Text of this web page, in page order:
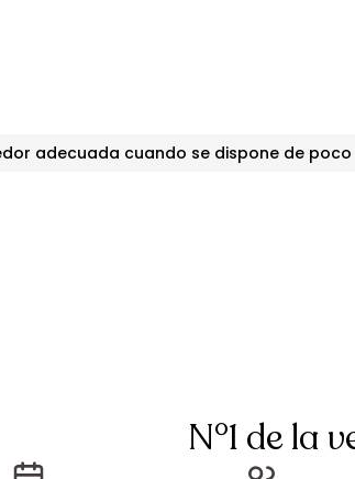
adecuada cuando se dispone de
N°1 de la